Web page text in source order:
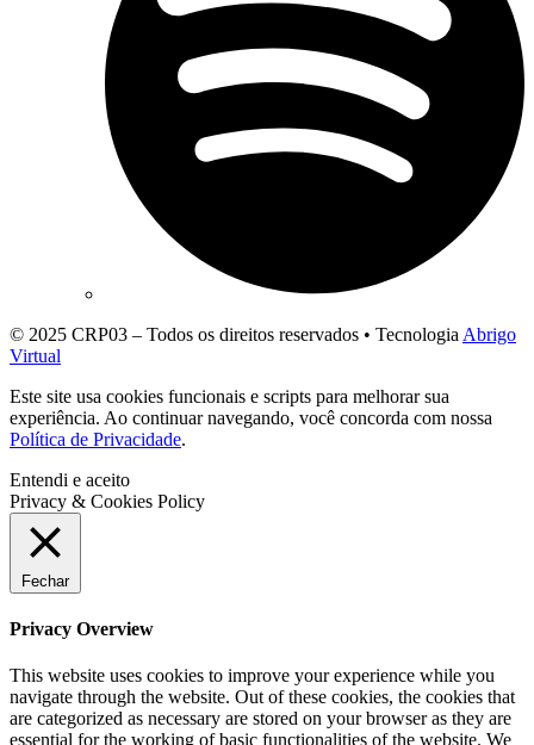
© 2025 CRP03 – Todos os direitos reservados • Tecnologia Abrigo
Virtual
Este site usa cookies funcionais e scripts para melhorar sua
experiência. Ao continuar navegando, você concorda com nossa
Política de Privacidade.
Entendi e aceito
Privacy & Cookies Policy
Fechar
Privacy Overview
This website uses cookies to improve your experience while you
navigate through the website. Out of these cookies, the cookies that
are categorized as necessary are stored on your browser as they are
essential for the working of basic functionalities of the website. We